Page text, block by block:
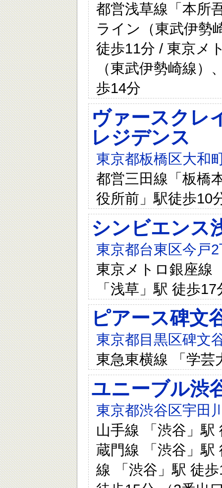
都営浅草線「本所
ライン（東武伊勢
徒歩11分 / 東京メ
（東武伊勢崎線
歩14分
ヴァースクレ
レジデンス
東京都板橋区大和
都営三田線「板橋
役所前」駅徒歩10
シンビエンス
東京都台東区今戸
東京メトロ銀座線
「浅草」駅 徒歩17
ピアース碑文
東京都目黒区碑文
東急東横線 「学芸
ユニーブル渋
東京都渋谷区宇田
山手線 「渋谷」
蔵門線 「渋谷」駅
線 「渋谷」駅 徒